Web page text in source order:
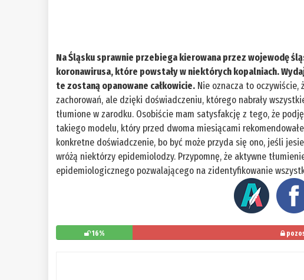
Na Śląsku sprawnie przebiega kierowana przez wojewodę
koronawirusa, które powstały w niektórych kopalniach.
te zostaną opanowane całkowicie. Nie oznacza to
zachorowań, ale dzięki doświadczeniu, którego nabrały
tłumione w zarodku. Osobiście mam satysfakcję z tego, że
takiego modelu, który przed dwoma miesiącami
konkretne doświadczenie, bo być może przyda się ono, jeśli
wróżą niektórzy epidemiolodzy. Przypomnę, że aktywne
epidemiologicznego pozwalającego na zidentyfikowanie
16%